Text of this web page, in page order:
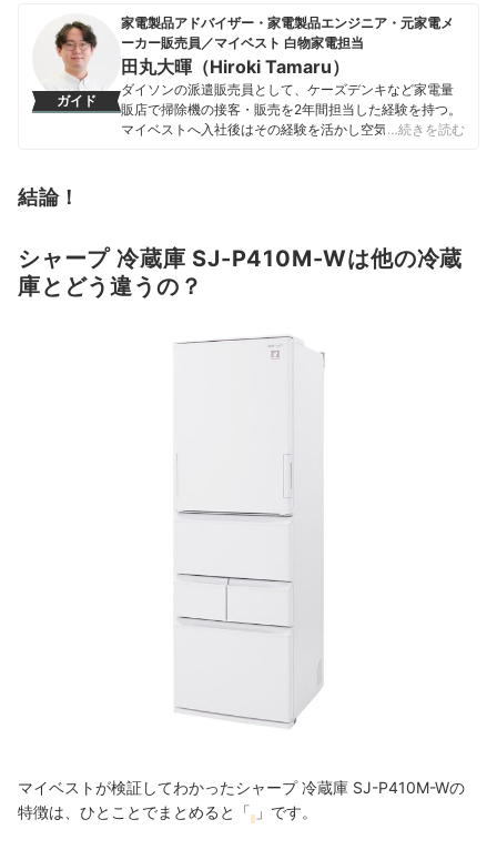
ガイド
家電製品アドバイザー・家電製品エンジニア・元家電メ
ーカー販売員／マイベスト 白物家電担当
田丸大暉（Hiroki Tamaru）
ダイソンの派遣販売員として、ケーズデンキなど家電量
販店で掃除機の接客・販売を2年間担当した経験を持つ。
マイベストへ入社後はその経験を活かし空気清浄機・除
毎日使う家電製品だからこそ、本当によい商品を誰もが
簡単に選べるように、性能はもちろん省エネ性能やお手
入れのしやすさまでひとつひとつ丁寧に確認しながらコ
…続きを読む
結論！
シャープ 冷蔵庫 SJ-P410M-Wは他の冷蔵
庫とどう違うの？
マイベストが検証してわかったシャープ 冷蔵庫 SJ-P410M-Wの
特徴は、ひとことでまとめると「 」です。